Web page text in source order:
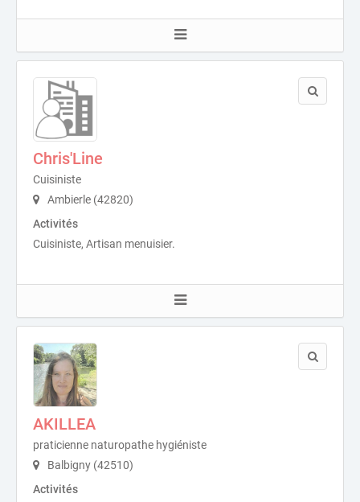
Chris'Line
Cuisiniste
Ambierle (42820)
Activités
Cuisiniste, Artisan menuisier.
AKILLEA
praticienne naturopathe hygiéniste
Balbigny (42510)
Activités